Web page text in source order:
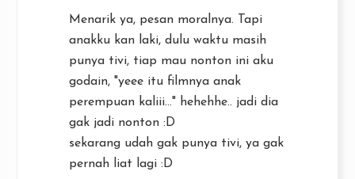
Menarik ya, pesan moralnya. Tapi
anakku kan laki, dulu waktu masih
punya tivi, tiap mau nonton ini aku
godain, "yeee itu filmnya anak
perempuan kaliii..." hehehhe.. jadi dia
gak jadi nonton :D
sekarang udah gak punya tivi, ya gak
pernah liat lagi :D